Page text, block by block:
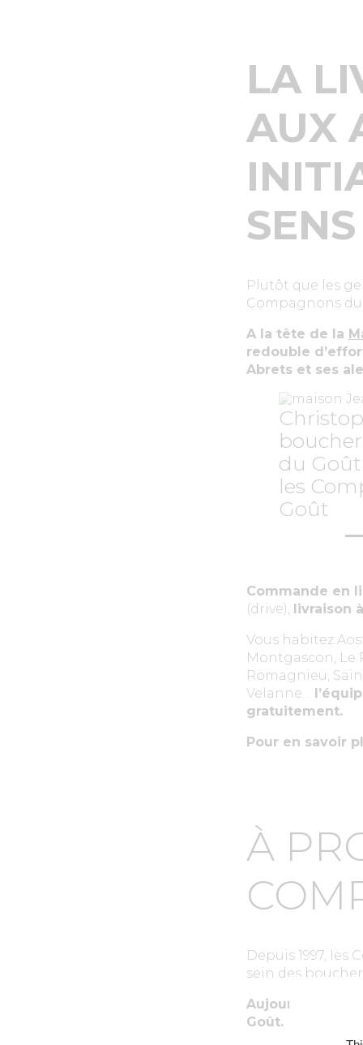
LA
AUX
Plutôt que les
Compagnons
A la tête de la
redouble
Abrets et ses
du
les
Goût
Commande en
(drive), livraison
Vous habitez
Montgascon, Le
Romagnieu,
Velanne…
gratuitement.
Pour en savoir
À
Depuis 1997,
sein des
Aujourd’hui,
Goût.